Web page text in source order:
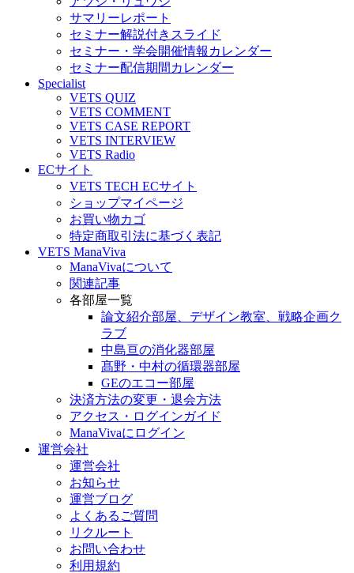
サマリーレポート
セミナー解説付きスライド
セミナー・学会開催情報カレンダー
セミナー配信期間カレンダー
Specialist
VETS QUIZ
VETS COMMENT
VETS CASE REPORT
VETS INTERVIEW
VETS Radio
ECサイト
VETS TECH ECサイト
ショップマイページ
お買い物カゴ
特定商取引法に基づく表記
VETS ManaViva
ManaVivaについて
関連記事
各部屋一覧
論文紹介部屋、デザイン教室、戦略企画ク
ラブ
中島亘の消化器部屋
髙野・中村の循環器部屋
GEのエコー部屋
決済方法の変更・退会方法
アクセス・ログインガイド
ManaVivaにログイン
運営会社
運営会社
お知らせ
運営ブログ
よくあるご質問
リクルート
お問い合わせ
利用規約